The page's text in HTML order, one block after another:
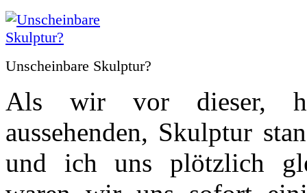
Unscheinbare Skulptur?
Als wir vor dieser,
aussehenden, Skulptur
und ich uns plötzlich